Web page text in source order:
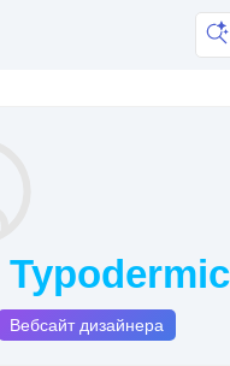
Вебсайт дизайнера